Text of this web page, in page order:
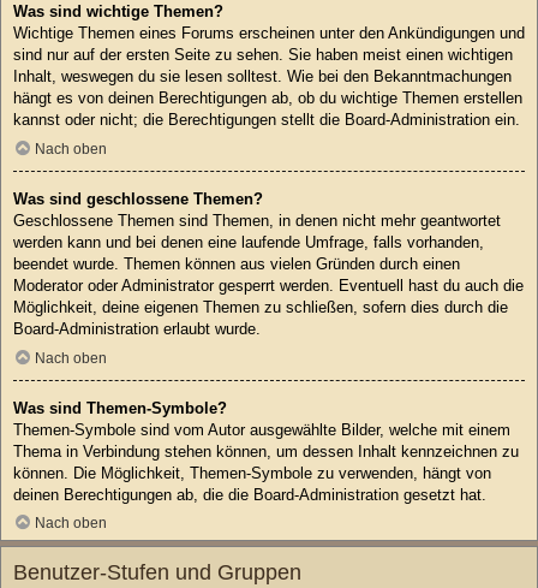
Was sind wichtige Themen?
Wichtige Themen eines Forums erscheinen unter den Ankündigungen und
sind nur auf der ersten Seite zu sehen. Sie haben meist einen wichtigen
Inhalt, weswegen du sie lesen solltest. Wie bei den Bekanntmachungen
hängt es von deinen Berechtigungen ab, ob du wichtige Themen erstellen
kannst oder nicht; die Berechtigungen stellt die Board-Administration ein.
Nach oben
Was sind geschlossene Themen?
Geschlossene Themen sind Themen, in denen nicht mehr geantwortet
werden kann und bei denen eine laufende Umfrage, falls vorhanden,
beendet wurde. Themen können aus vielen Gründen durch einen
Moderator oder Administrator gesperrt werden. Eventuell hast du auch die
Möglichkeit, deine eigenen Themen zu schließen, sofern dies durch die
Board-Administration erlaubt wurde.
Nach oben
Was sind Themen-Symbole?
Themen-Symbole sind vom Autor ausgewählte Bilder, welche mit einem
Thema in Verbindung stehen können, um dessen Inhalt kennzeichnen zu
können. Die Möglichkeit, Themen-Symbole zu verwenden, hängt von
deinen Berechtigungen ab, die die Board-Administration gesetzt hat.
Nach oben
Benutzer-Stufen und Gruppen